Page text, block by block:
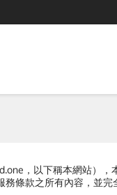
，以下稱本網站）
條款之所有內容，並